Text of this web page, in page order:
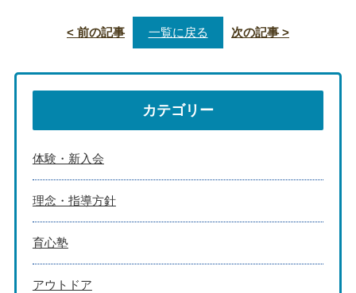
< 前の記事 一覧に戻る 次の記事 >
カテゴリー
体験・新入会
理念・指導方針
育心塾
アウトドア